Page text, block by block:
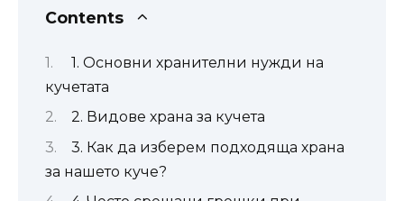
Contents
1. Основни хранителни нужди на
кучетата
2. Видове храна за кучета
3. Как да изберем подходяща храна
за нашето куче?